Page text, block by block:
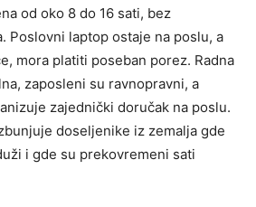
od oko 8 do 16 sati, bez
Poslovni laptop ostaje na poslu, a
mora platiti poseban porez. Radna
zaposleni su ravnopravni, a
zajednički doručak na poslu.
doseljenike iz zemalja gde
i gde su prekovremeni sati